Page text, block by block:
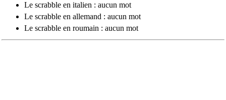
Le scrabble en italien : aucun mot
Le scrabble en allemand : aucun mot
Le scrabble en roumain : aucun mot